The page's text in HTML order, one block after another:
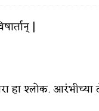
चारोळी-वात्रटिका
|
हा श्लोक. आरंभीच्या